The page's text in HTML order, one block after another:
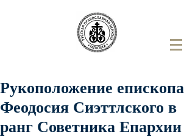
Рукоположение епископа
Феодосия Сиэттлского в
ранг Советника Епархии